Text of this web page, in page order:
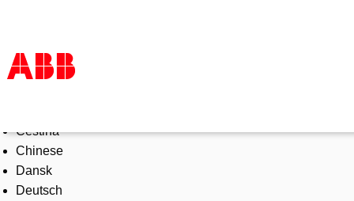
Products & Solutions
Industries
Services
About us
Čeština
Chinese
Dansk
Deutsch